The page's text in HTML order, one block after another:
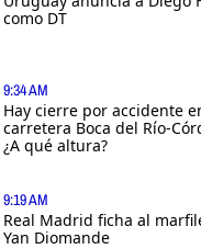
como DT
9:34 AM
Hay cierre por accidente
carretera Boca del Río-
¿A qué altura?
9:19 AM
Real Madrid ficha al
Yan Diomande